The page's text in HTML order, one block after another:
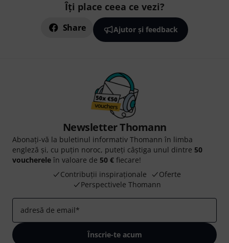
Îți place ceea ce vezi?
Share Ajutor și feedback
Newsletter Thomann
Abonați-vă la buletinul informativ Thomann în limba
engleză și, cu puțin noroc, puteți câștiga unul dintre 50
voucherele în valoare de 50 € fiecare!
Contribuții inspiraționale
Oferte
Perspectivele Thomann
adresă de email*
Înscrie-te acum